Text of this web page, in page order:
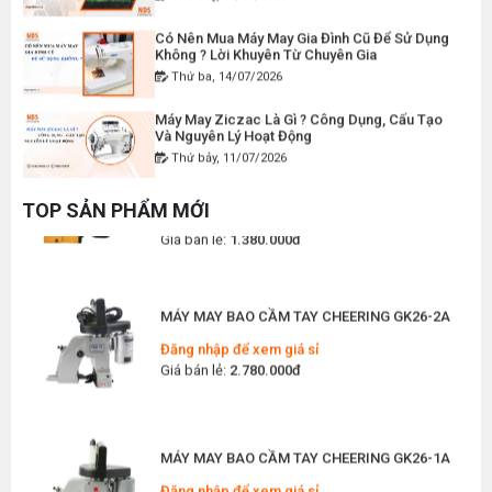
Không ? Lời Khuyên Từ Chuyên Gia
Thứ ba, 14/07/2026
Và Nguyên Lý Hoạt Động
Thứ bảy, 11/07/2026
Đúng Kỹ Thuật
Thứ bảy, 04/07/2026
Top 5 Máy May Gia Đình Đáng Mua Nhất Hiện
Nay 2026
Nguyên Lý Hoạt Động Chi Tiết
TOP SẢN PHẨM MỚI
Đăng nhập để xem giá sỉ
Giá bán lẻ: 2.400.000đ
MÁY MAY BAO CẦM TAY GK9-500 KHÔNG BÌNH
DẦU
Giá bán lẻ:
Đăng nhập để xem giá sỉ
Giá bán lẻ:
2.780.000đ
Đăng nhập để xem giá sỉ
Giá bán lẻ:
2.180.000đ